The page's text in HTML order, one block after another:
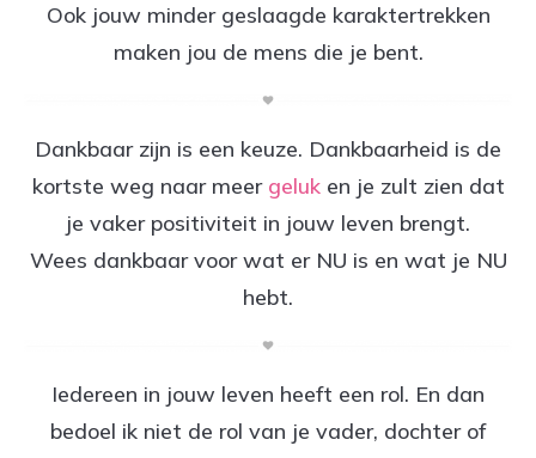
Ook jouw minder geslaagde karaktertrekken
maken jou de mens die je bent.
Dankbaar zijn is een keuze. Dankbaarheid is de
kortste weg naar meer geluken je zult zien dat
je vaker positiviteit in jouw leven brengt.
Wees dankbaar voor wat er NU is en wat je NU
hebt.
Iedereen in jouw leven heeft een rol. En dan
bedoel ik niet de rol van je vader, dochter of